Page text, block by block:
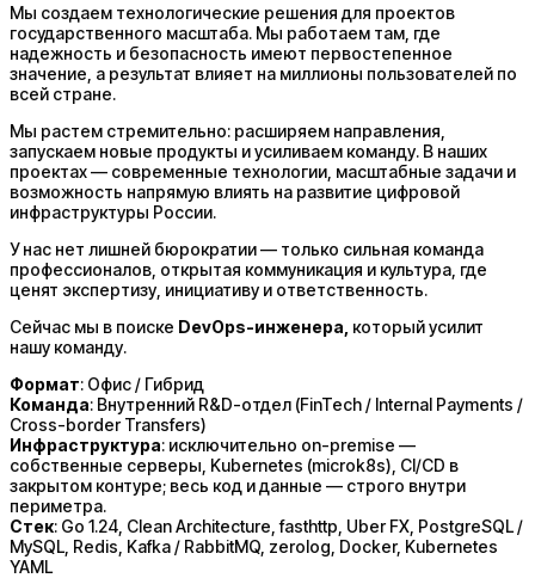
Мы создаем технологические решения для проектов
государственного масштаба. Мы работаем там, где
надежность и безопасность имеют первостепенное
значение, а результат влияет на миллионы пользователей по
всей стране.
Мы растем стремительно: расширяем направления,
запускаем новые продукты и усиливаем команду. В наших
проектах — современные технологии, масштабные задачи и
возможность напрямую влиять на развитие цифровой
инфраструктуры России.
У нас нет лишней бюрократии — только сильная команда
профессионалов, открытая коммуникация и культура, где
ценят экспертизу, инициативу и ответственность.
Сейчас мы в поиске DevOps-инженера, который усилит
нашу команду.
Формат: Офис / Гибрид
Команда: Внутренний R&D-отдел (FinTech / Internal Payments /
Cross-border Transfers)
Инфраструктура: исключительно on-premise —
собственные серверы, Kubernetes (microk8s), CI/CD в
закрытом контуре; весь код и данные — строго внутри
периметра.
Стек: Go 1.24, Clean Architecture, fasthttp, Uber FX, PostgreSQL /
MySQL, Redis, Kafka / RabbitMQ, zerolog, Docker, Kubernetes
YAML